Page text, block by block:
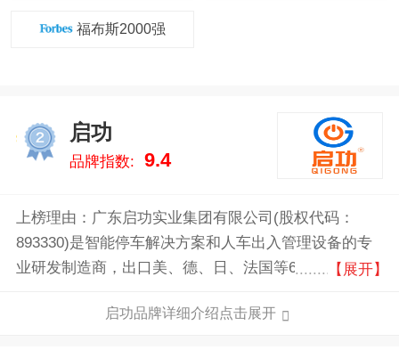
福布斯2000强
启功
品牌指数: 9.4
上榜理由：广东启功实业集团有限公司(股权代码：
893330)是智能停车解决方案和人车出入管理设备的专
业研发制造商，出口美、德、日、法国等66个国家，总
年，近3年投入研发费用过2000万，累计申请236项专
【展开】
启功品牌详细介绍点击展开